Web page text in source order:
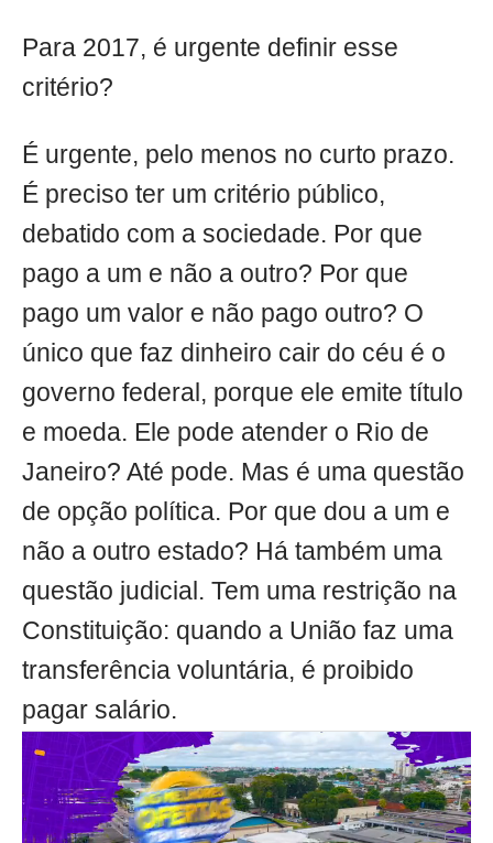
Para 2017, é urgente definir esse
critério?
É urgente, pelo menos no curto prazo.
É preciso ter um critério público,
debatido com a sociedade. Por que
pago a um e não a outro? Por que
pago um valor e não pago outro? O
único que faz dinheiro cair do céu é o
governo federal, porque ele emite título
e moeda. Ele pode atender o Rio de
Janeiro? Até pode. Mas é uma questão
de opção política. Por que dou a um e
não a outro estado? Há também uma
questão judicial. Tem uma restrição na
Constituição: quando a União faz uma
transferência voluntária, é proibido
pagar salário.